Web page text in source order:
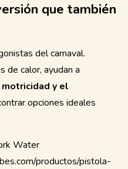
que también
del carnaval.
de calor, ayudan a
y el
opciones ideales
Water
productos/pistola-